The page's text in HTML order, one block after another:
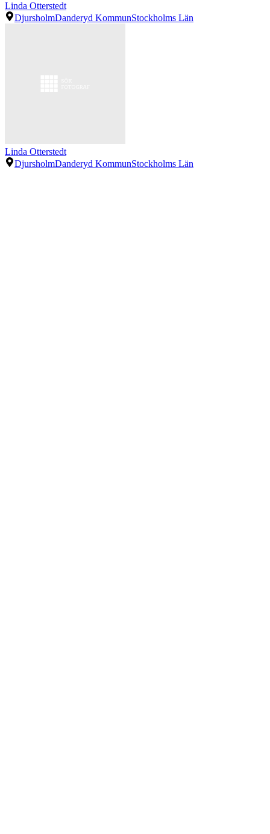
Linda Otterstedt
DjursholmDanderyd KommunStockholms Län
Linda Otterstedt
DjursholmDanderyd KommunStockholms Län